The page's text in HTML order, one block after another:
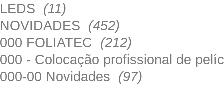
LEDS (11)
NOVIDADES (452)
000 FOLIATEC (212)
000 - Colocação profissional de
000-00 Novidades (97)